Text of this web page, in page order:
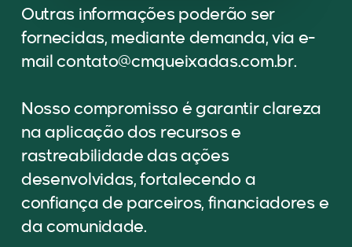
Outras informações poderão ser
fornecidas, mediante demanda, via e-
mail contato@cmqueixadas.com.br.
Nosso compromisso é garantir clareza
na aplicação dos recursos e
rastreabilidade das ações
desenvolvidas, fortalecendo a
confiança de parceiros, financiadores e
da comunidade.